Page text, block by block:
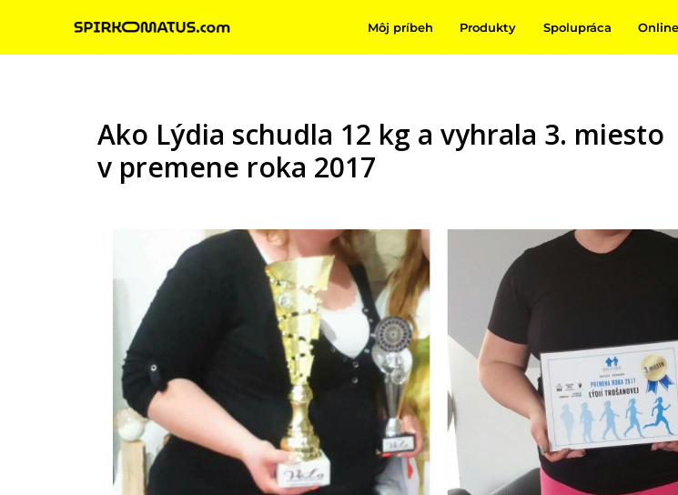
Môj príbeh Produkty Spolupráca
Ako Lýdia schudla 12 kg a vyhrala 3. miesto
v premene roka 2017